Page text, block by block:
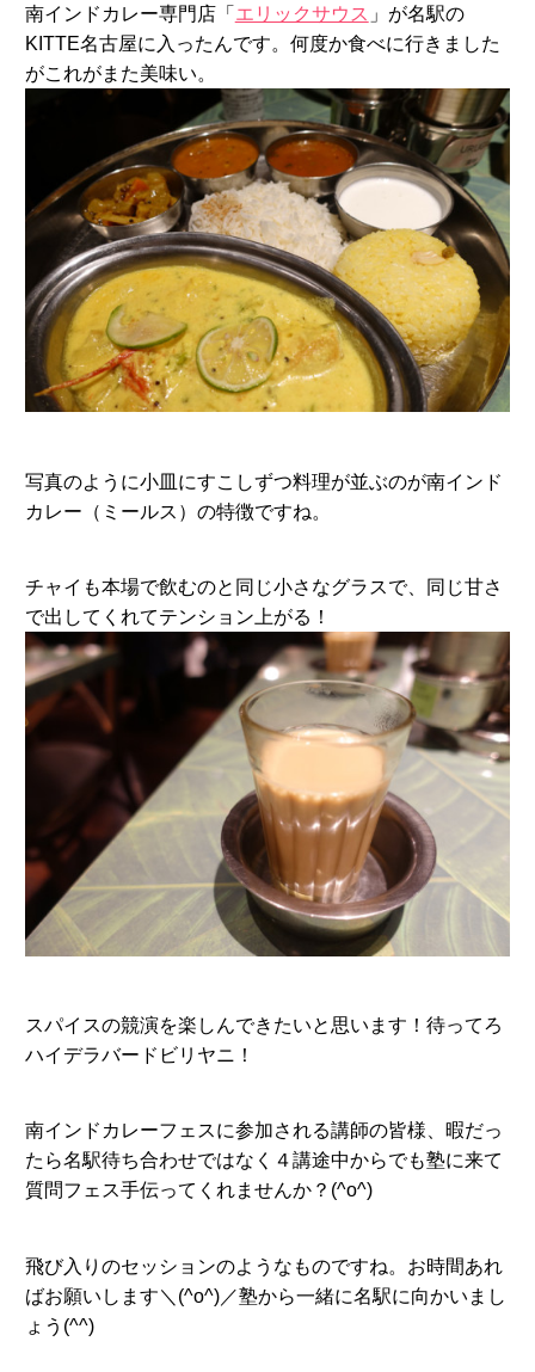
南インドカレー専門店「 エリックサウス 」が名駅の
KITTE名古屋に入ったんです。何度か食べに行きました
がこれがまた美味い。
写真のように小皿にすこしずつ料理が並ぶのが南インド
カレー（ミールス）の特徴ですね。
チャイも本場で飲むのと同じ小さなグラスで、同じ甘さ
で出してくれてテンション上がる！
スパイスの競演を楽しんできたいと思います！待ってろ
ハイデラバードビリヤニ！
南インドカレーフェスに参加される講師の皆様、暇だっ
たら名駅待ち合わせではなく４講途中からでも塾に来て
質問フェス手伝ってくれませんか？(^o^)
飛び入りのセッションのようなものですね。お時間あれ
ばお願いします＼(^o^)／塾から一緒に名駅に向かいまし
ょう(^^)